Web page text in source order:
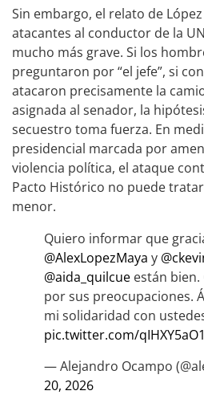
Sin embargo, el relato de
atacantes al conductor de la
mucho más grave. Si los
preguntaron por “el jefe”, si
atacaron precisamente la
asignada al senador, la
secuestro toma fuerza. En
presidencial marcada por
violencia política, el ataque
Pacto Histórico no puede
menor.
Quiero informar que
@AlexLopezMaya y
@aida_quilcue están
por sus preocupaciones.
mi solidaridad con
pic.twitter.com/
— Alejandro Ocampo
20, 2026